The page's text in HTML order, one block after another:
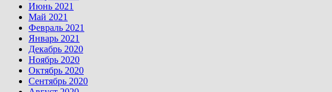
Июнь 2021
Май 2021
Февраль 2021
Январь 2021
Декабрь 2020
Ноябрь 2020
Октябрь 2020
Сентябрь 2020